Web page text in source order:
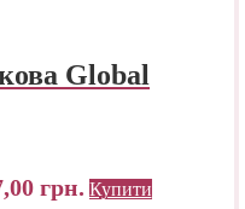
Global
грн. Купити